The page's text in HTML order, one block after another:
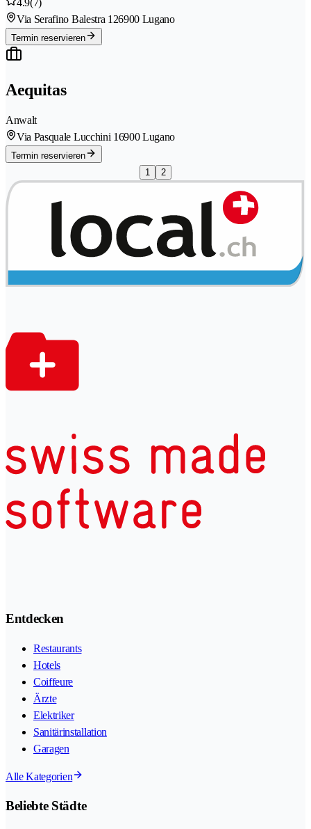
4.9(7)
Via Serafino Balestra 126900 Lugano
Termin reservieren
Aequitas
Anwalt
Via Pasquale Lucchini 16900 Lugano
Termin reservieren
1
2
Entdecken
Restaurants
Hotels
Coiffeure
Ärzte
Elektriker
Sanitärinstallation
Garagen
Alle Kategorien
Beliebte Städte